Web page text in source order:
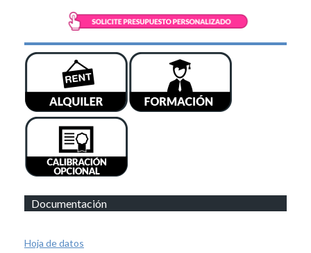
Documentación
Hoja de datos